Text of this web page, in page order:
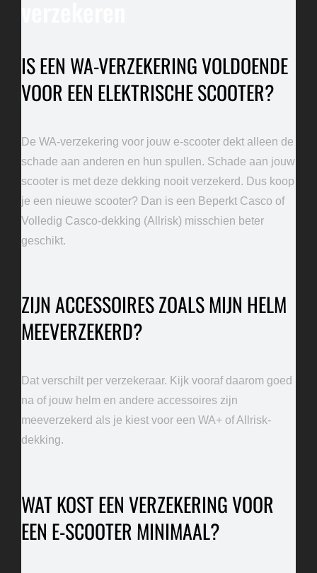
IS EEN WA-VERZEKERING VOLDOENDE
VOOR EEN ELEKTRISCHE SCOOTER?
De WA-verzekering voor jouw e-scooter dekt alleen de
schade aan anderen en hun spullen. Schade aan jouw
scooter is met deze dekking nooit verzekerd. Dus koop
je een nieuwe scooter? Dan is een Beperkt Casco of
Volledig Casco-dekking (Allrisk) misschien beter
geschikt.
ZIJN ACCESSOIRES ZOALS MIJN HELM
MEEVERZEKERD?
Dat verschilt per verzekeraar. Kijk vooraf daarom goed
na of jouw helm en andere accessoires zijn
meeverzekerd als je kiest voor een WA+ of Allrisk-
dekking.
WAT KOST EEN VERZEKERING VOOR
EEN E-SCOOTER MINIMAAL?